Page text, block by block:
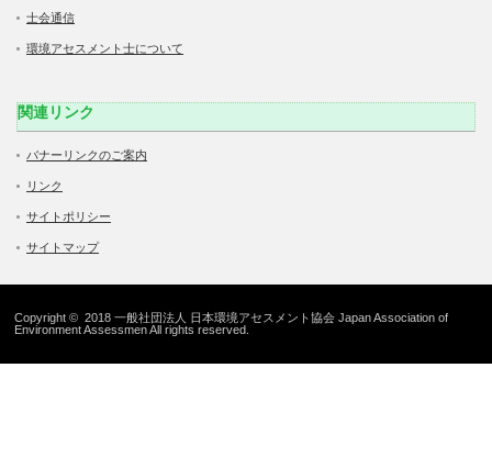
士会通信
環境アセスメント士について
関連リンク
バナーリンクのご案内
リンク
サイトポリシー
サイトマップ
Copyright © 2018 一般社団法人 日本環境アセスメント協会 Japan Association of
Environment Assessmen All rights reserved.